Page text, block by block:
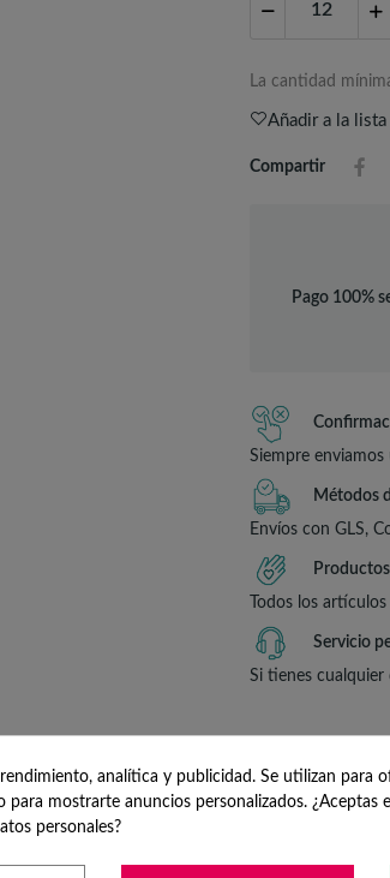
La cantidad
Añadir a la
Compartir
Pago 100%
Siempre
Métodos
Envíos con GLS,
Todos los
Servicio
Si tienes
DETALLES
analítica y publicidad. Se utilizan para
para mostrarte anuncios personalizados. ¿Aceptas
personales?